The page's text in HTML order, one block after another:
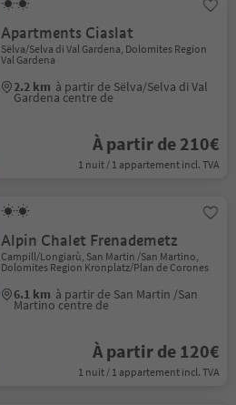
Apartments Ciaslat
Sëlva/Selva di Val Gardena, Dolomites Region
Val Gardena
2.2 km à partir de Sëlva/Selva di Val
Gardena centre de
À partir de 210€
1 nuit / 1 appartement incl. TVA
Alpin Chalet Frenademetz
Campill/Longiarù, San Martin /San Martino,
Dolomites Region Kronplatz/Plan de Corones
6.1 km à partir de San Martin /San
Martino centre de
À partir de 120€
1 nuit / 1 appartement incl. TVA